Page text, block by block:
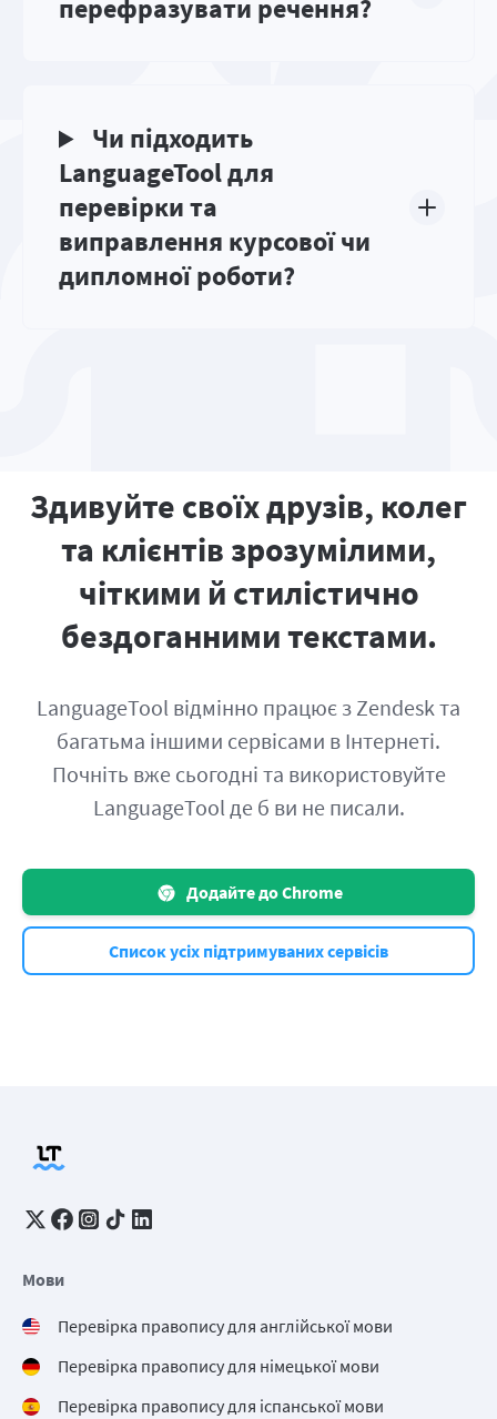
перефразувати речення?
Чи підходить
LanguageTool для
перевірки та
виправлення курсової чи
дипломної роботи?
Здивуйте своїх друзів, колег
та клієнтів зрозумілими,
чіткими й стилістично
бездоганними текстами.
LanguageTool відмінно працює з Zendesk та
багатьма іншими сервісами в Інтернеті.
Почніть вже сьогодні та використовуйте
LanguageTool де б ви не писали.
Додайте до Chrome
Список усіх підтримуваних сервісів
Мови
Перевірка правопису для англійської мови
Перевірка правопису для німецької мови
Перевірка правопису для іспанської мови